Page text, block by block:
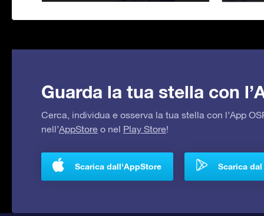
Guarda la tua stella con
Cerca, individua e osserva la tua stella con l’App
nell’AppStore o nel Play Store!
Scarica dall'AppStore Scarica